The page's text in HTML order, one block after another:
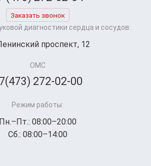
Заказать звонок
диагностики сердца и сосудов:
проспект, 12
ОМС
272-02-00
Режим работы:
Пн.–Пт.: 08:00–20:00
Сб.: 08:00–14:00